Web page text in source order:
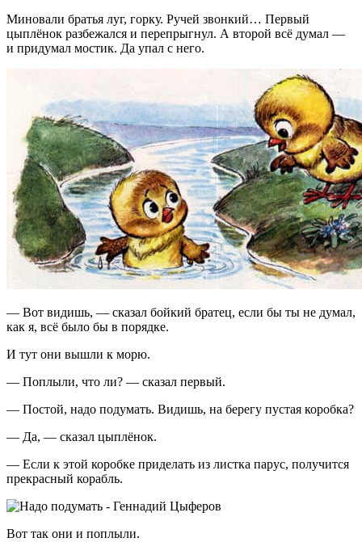
Миновали братья луг, горку. Ручей звонкий… Первый
цыплёнок разбежался и перепрыгнул. А второй всё думал —
и придумал мостик. Да упал с него.
— Вот видишь, — сказал бойкий братец, если бы ты не думал,
как я, всё было бы в порядке.
И тут они вышли к морю.
— Поплыли, что ли? — сказал первый.
— Постой, надо подумать. Видишь, на берегу пустая коробка?
— Да, — сказал цыплёнок.
— Если к этой коробке приделать из листка парус, получится
прекрасный корабль.
Вот так они и поплыли.